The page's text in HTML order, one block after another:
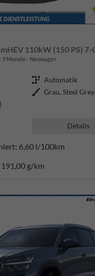
9 Monate Neuwagen
Getriebe Automatik
Außenfarbe Grau, Steel Grey
Details
6,60 l/100km
191,00 g/km